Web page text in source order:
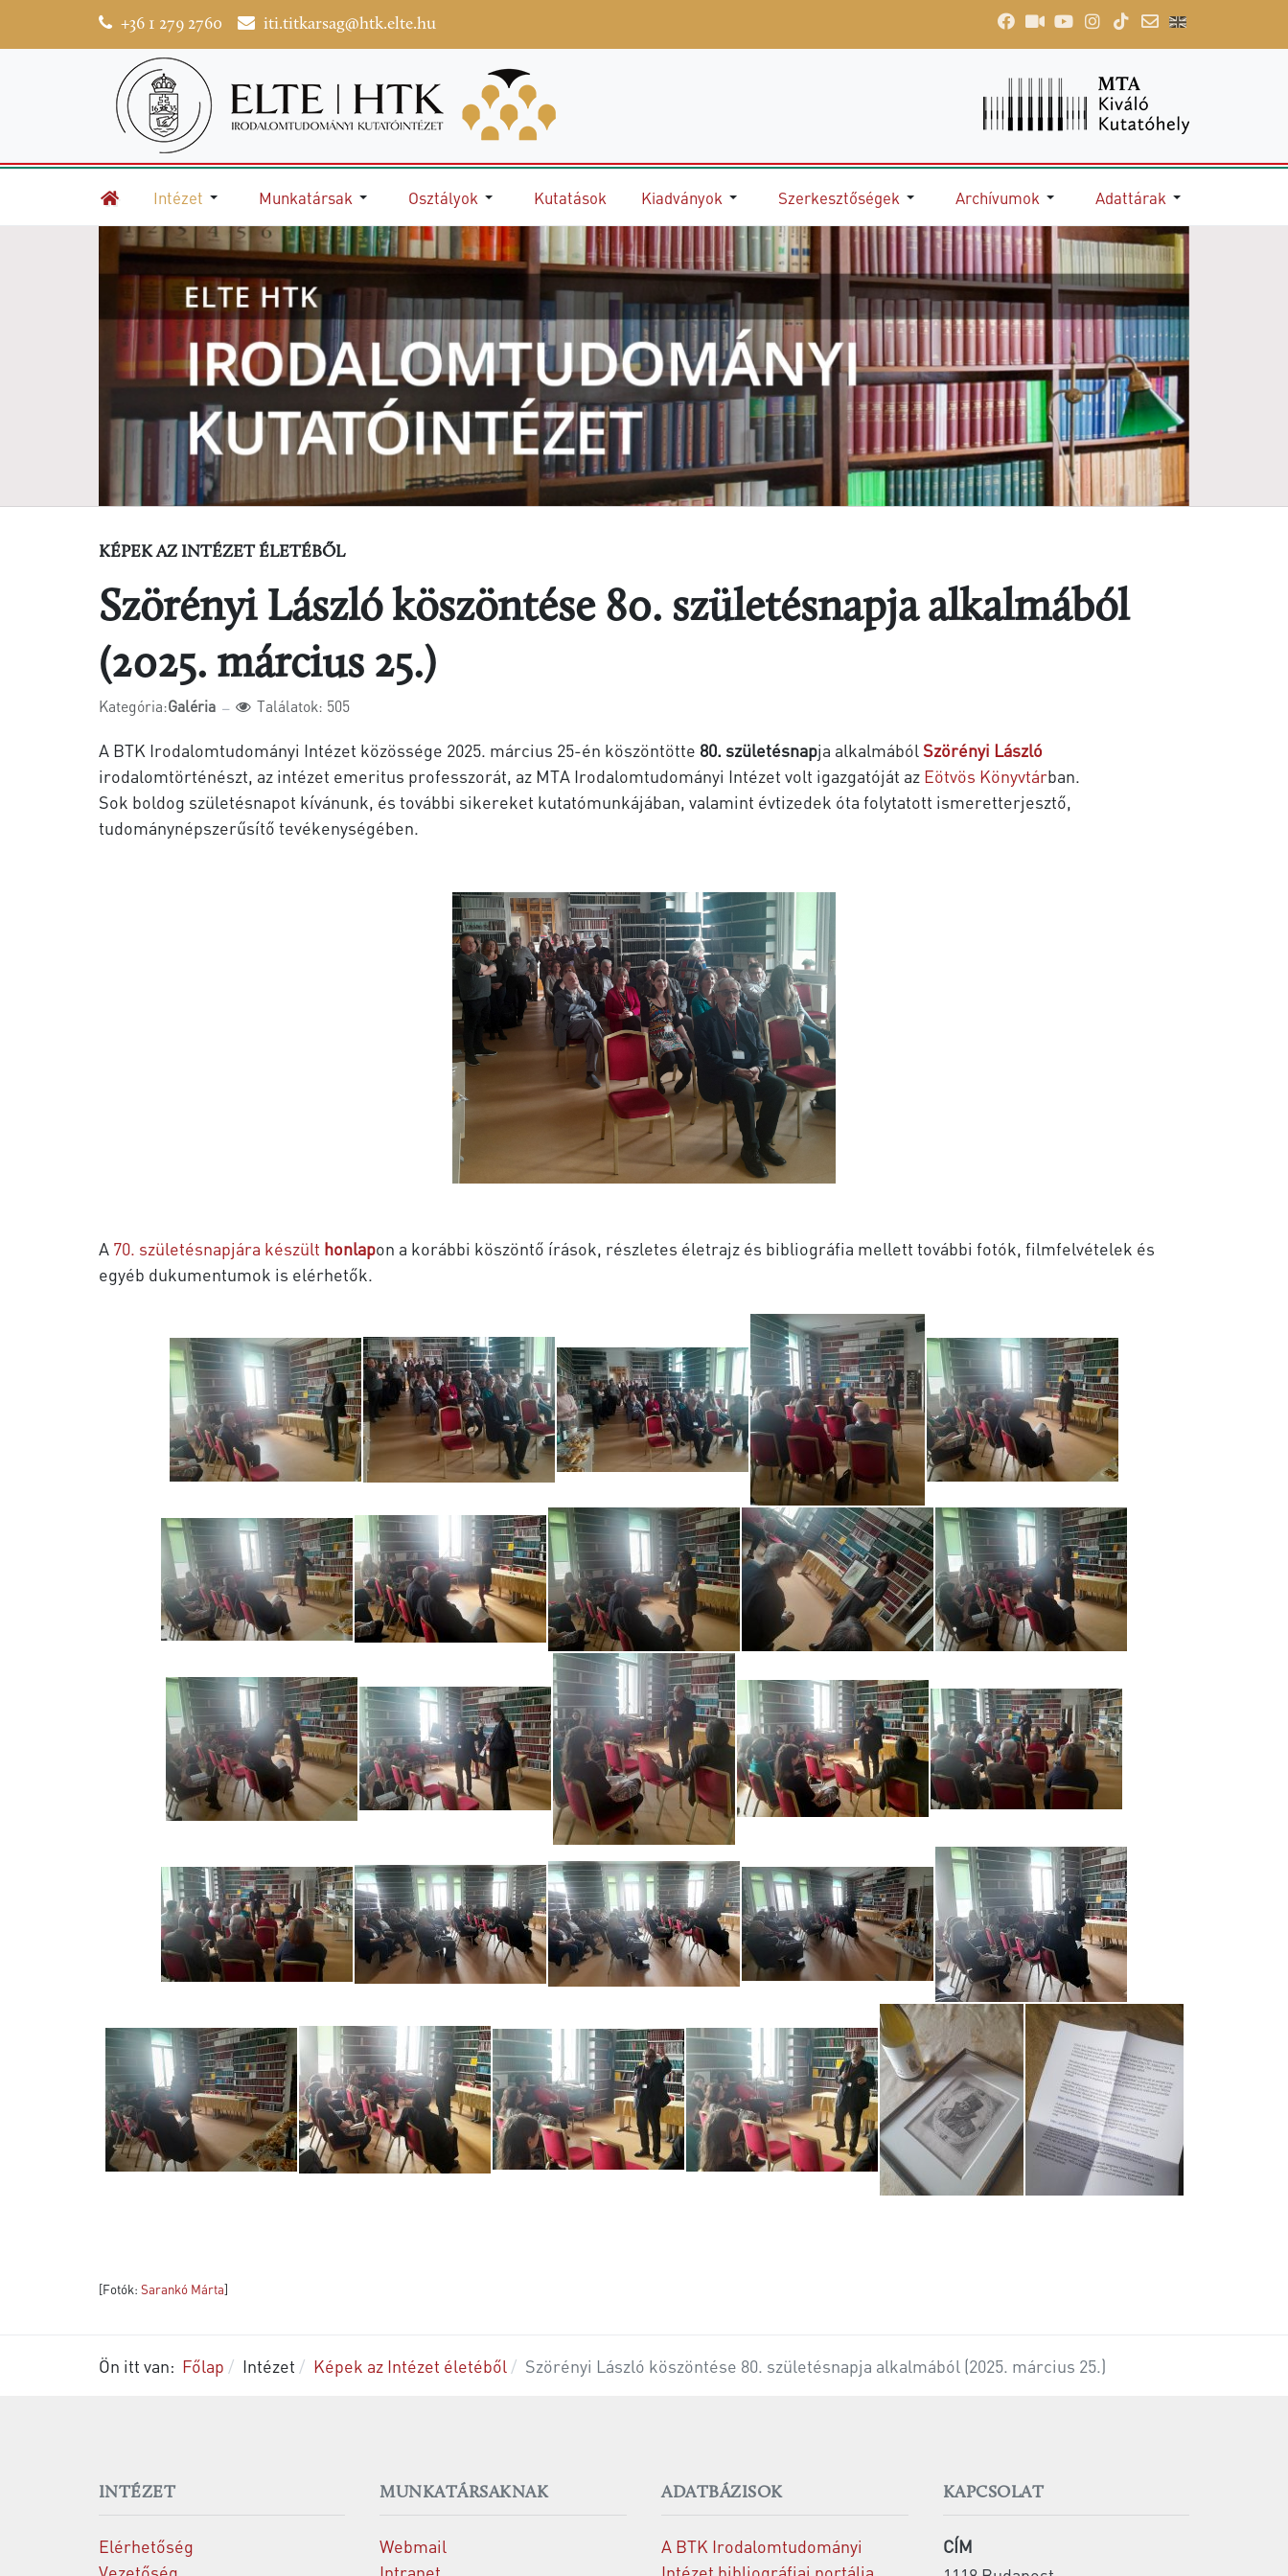
+36 1 279 2760 iti.titkarsag@htk.elte.hu
Intézet Munkatársak Osztályok Kutatások Kiadványok Szerkesztőségek Archívumok Adattárak
KÉPEK AZ INTÉZET ÉLETÉBŐL
Szörényi László köszöntése 80. születésnapja alkalmából
(2025. március 25.)
Kategória:Galéria Találatok: 505
A BTK Irodalomtudományi Intézet közössége 2025. március 25-én köszöntötte 80. születésnapja alkalmából Szörényi László
irodalomtörténészt, az intézet emeritus professzorát, az MTA Irodalomtudományi Intézet volt igazgatóját az Eötvös Könyvtárban.
Sok boldog születésnapot kívánunk, és további sikereket kutatómunkájában, valamint évtizedek óta folytatott ismeretterjesztő,
tudománynépszerűsítő tevékenységében.
A 70. születésnapjára készült honlapon a korábbi köszöntő írások, részletes életrajz és bibliográfia mellett további fotók, filmfelvételek és
egyéb dukumentumok is elérhetők.
[Fotók: Sarankó Márta]
Ön itt van: Főlap Intézet Képek az Intézet életéből Szörényi László köszöntése 80. születésnapja alkalmából (2025. március 25.)
INTÉZET
Elérhetőség
MUNKATÁRSAKNAK
Webmail
ADATBÁZISOK
A BTK Irodalomtudományi
KAPCSOLAT
CÍM